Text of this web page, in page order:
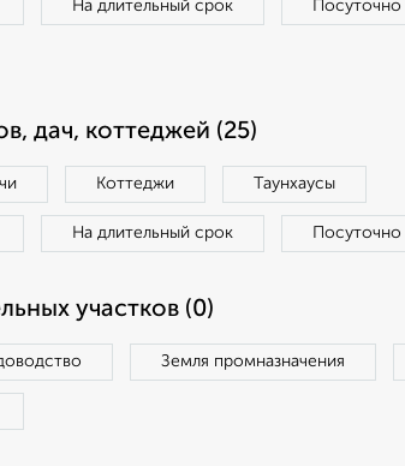
На длительный срок Посуточно
дач, коттеджей (25)
Коттеджи Таунхаусы
На длительный срок Посуточно
участков (0)
Земля промназначения